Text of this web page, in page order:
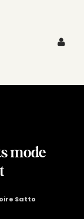
mode
Satto